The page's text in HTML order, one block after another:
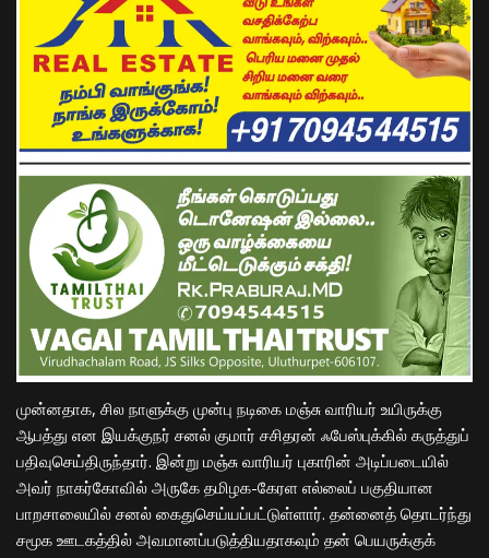
முன்னதாக, சில நாளுக்கு முன்பு நடிகை மஞ்சு வாரியர் உயிருக்கு
ஆபத்து என இயக்குநர் சனல் குமார் சசிதரன் ஃபேஸ்புக்கில் கருத்துப்
பதிவுசெய்திருந்தார். இன்று மஞ்சு வாரியர் புகாரின் அடிப்படையில்
அவர் நாகர்கோவில் அருகே தமிழக-கேரள எல்லைப் பகுதியான
பாறசாலையில் சனல் கைதுசெய்யப்பட்டுள்ளார். தன்னைத் தொடர்ந்து
சமூக ஊடகத்தில் அவமானப்படுத்தியதாகவும் தன் பெயருக்குக்